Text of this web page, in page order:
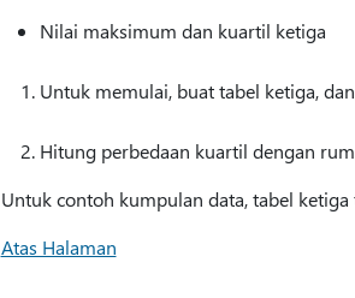
Nilai maksimum dan kuartil ketiga
Untuk memulai, buat tabel ketiga,
Hitung perbedaan kuartil dengan
Untuk contoh kumpulan data, tabel
Atas Halaman